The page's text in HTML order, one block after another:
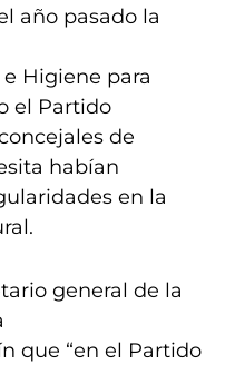
año pasado la
Higiene para
el Partido
de
habían
en la
general de la
que “en el Partido